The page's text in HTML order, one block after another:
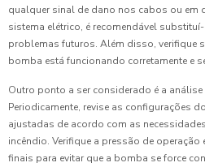
qualquer sinal de dano nos cabos ou em
sistema elétrico, é recomendável
problemas futuros. Além disso, verifique
bomba está funcionando corretamente e
Outro ponto a ser considerado é a
Periodicamente, revise as configurações
ajustadas de acordo com as
incêndio. Verifique a pressão de
finais para evitar que a bomba se force